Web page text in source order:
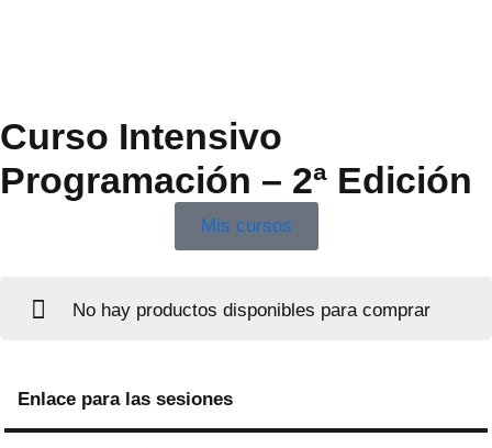
Curso Intensivo
Programación – 2ª Edición
Mis cursos
No hay productos disponibles para comprar
Enlace para las sesiones